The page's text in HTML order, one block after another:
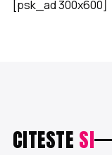
[psk_ad 300x600]
CITESTE SI